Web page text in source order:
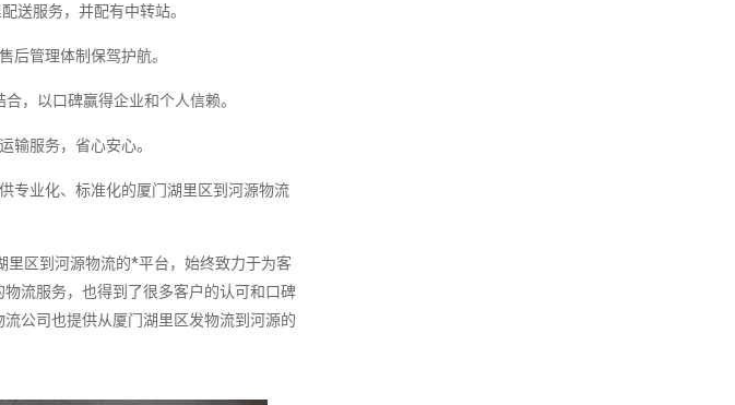
送服务，并配有中转站。
后管理体制保驾护航。
，以口碑赢得企业和个人信赖。
输服务，省心安心。
专业化、标准化的厦门湖里区到河源物流
区到河源物流的*平台，始终致力于为客
流服务，也得到了很多客户的认可和口碑
公司也提供从厦门湖里区发物流到河源的